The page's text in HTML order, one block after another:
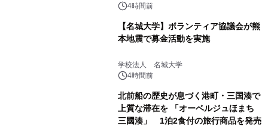
4時間前
【名城大学】ボランティア協議会が熊
本地震で募金活動を実施
学校法人 名城大学
4時間前
北前船の歴史が息づく港町・三国湊で
上質な滞在を 「オーベルジュほまち
三國湊」 1泊2食付の旅行商品を発売